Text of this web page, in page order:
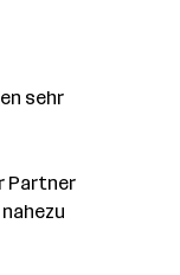
sehr
Partner